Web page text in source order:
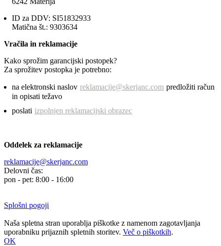
ID za DDV: SI51832933
Matična št.: 9303634
Vračila in reklamacije
Kako sprožim garancijski postopek?
Za sprožitev postopka je potrebno:
na elektronski naslov reklamacije@skerjanc.com predložiti račun
in opisati težavo
poslati izpolnjen reklamacijski obrazec
Oddelek za reklamacije
reklamacije@skerjanc.com
Delovni čas:
pon - pet: 8:00 - 16:00
Splošni pogoji
Naša spletna stran uporablja piškotke z namenom zagotavljanja
uporabniku prijaznih spletnih storitev. Več o piškotkih.
OK